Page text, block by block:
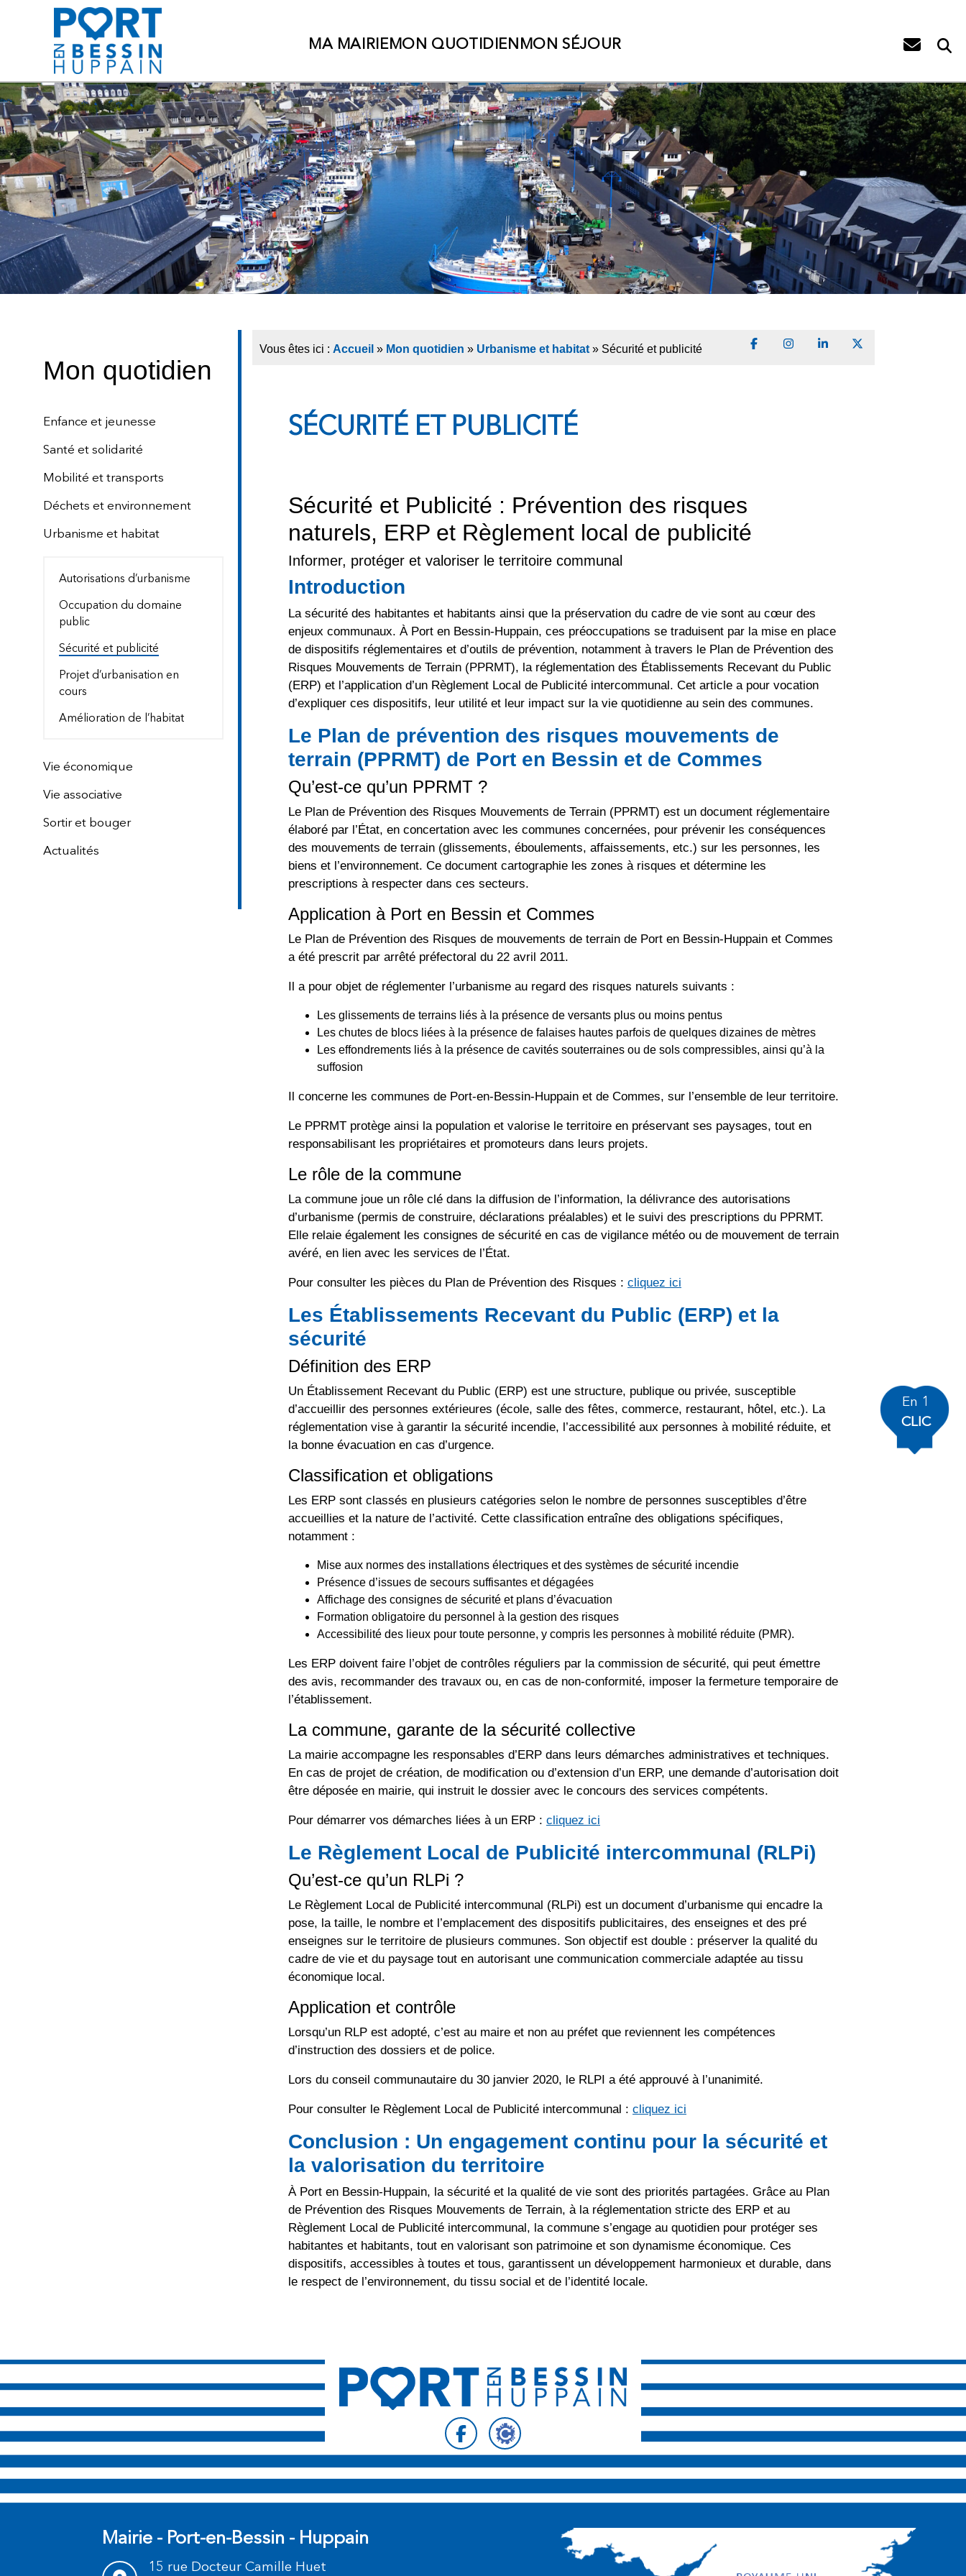
Mairie de Port-en-Bessin Huppain
MA MAIRIEMON QUOTIDIEN MON SÉJOUR
En 1
CLIC
Mon quotidien
Enfance et jeunesse
Santé et solidarité
Mobilité et transports
Déchets et environnement
Urbanisme et habitat
Autorisations d’urbanisme
Occupation du domaine
public
Sécurité et publicité
Projet d’urbanisation en
cours
Amélioration de l’habitat
Vie économique
Vie associative
Sortir et bouger
Actualités
Vous êtes ici : Accueil » Mon quotidien » Urbanisme et habitat » Sécurité et publicité Partager sur Facebook
Partager sur Instagram
Partager sur LinkedIn
SÉCURITÉ ET PUBLICITÉ
Sécurité et Publicité : Prévention des risques
naturels, ERP et Règlement local de publicité
Informer, protéger et valoriser le territoire communal
Introduction
La sécurité des habitantes et habitants ainsi que la préservation du cadre de vie sont au cœur des
enjeux communaux. À Port en Bessin-Huppain, ces préoccupations se traduisent par la mise en place
de dispositifs réglementaires et d’outils de prévention, notamment à travers le Plan de Prévention des
Risques Mouvements de Terrain (PPRMT), la réglementation des Établissements Recevant du Public
(ERP) et l’application d’un Règlement Local de Publicité intercommunal. Cet article a pour vocation
d’expliquer ces dispositifs, leur utilité et leur impact sur la vie quotidienne au sein des communes.
Le Plan de prévention des risques mouvements de
terrain (PPRMT) de Port en Bessin et de Commes
Qu’est-ce qu’un PPRMT ?
Le Plan de Prévention des Risques Mouvements de Terrain (PPRMT) est un document réglementaire
élaboré par l’État, en concertation avec les communes concernées, pour prévenir les conséquences
des mouvements de terrain (glissements, éboulements, affaissements, etc.) sur les personnes, les
biens et l’environnement. Ce document cartographie les zones à risques et détermine les
prescriptions à respecter dans ces secteurs.
Application à Port en Bessin et Commes
Le Plan de Prévention des Risques de mouvements de terrain de Port en Bessin-Huppain et Commes
a été prescrit par arrêté préfectoral du 22 avril 2011.
Il a pour objet de réglementer l’urbanisme au regard des risques naturels suivants :
Les glissements de terrains liés à la présence de versants plus ou moins pentus
Les chutes de blocs liées à la présence de falaises hautes parfois de quelques dizaines de mètres
Les effondrements liés à la présence de cavités souterraines ou de sols compressibles, ainsi qu’à la
suffosion
Il concerne les communes de Port-en-Bessin-Huppain et de Commes, sur l’ensemble de leur territoire.
Le PPRMT protège ainsi la population et valorise le territoire en préservant ses paysages, tout en
responsabilisant les propriétaires et promoteurs dans leurs projets.
Le rôle de la commune
La commune joue un rôle clé dans la diffusion de l’information, la délivrance des autorisations
d’urbanisme (permis de construire, déclarations préalables) et le suivi des prescriptions du PPRMT.
Elle relaie également les consignes de sécurité en cas de vigilance météo ou de mouvement de terrain
avéré, en lien avec les services de l’État.
Pour consulter les pièces du Plan de Prévention des Risques : cliquez ici
Les Établissements Recevant du Public (ERP) et la
sécurité
Définition des ERP
Un Établissement Recevant du Public (ERP) est une structure, publique ou privée, susceptible
d’accueillir des personnes extérieures (école, salle des fêtes, commerce, restaurant, hôtel, etc.). La
réglementation vise à garantir la sécurité incendie, l’accessibilité aux personnes à mobilité réduite, et
la bonne évacuation en cas d’urgence.
Classification et obligations
Les ERP sont classés en plusieurs catégories selon le nombre de personnes susceptibles d’être
accueillies et la nature de l’activité. Cette classification entraîne des obligations spécifiques,
notamment :
Mise aux normes des installations électriques et des systèmes de sécurité incendie
Présence d’issues de secours suffisantes et dégagées
Affichage des consignes de sécurité et plans d’évacuation
Formation obligatoire du personnel à la gestion des risques
Accessibilité des lieux pour toute personne, y compris les personnes à mobilité réduite (PMR).
Les ERP doivent faire l’objet de contrôles réguliers par la commission de sécurité, qui peut émettre
des avis, recommander des travaux ou, en cas de non-conformité, imposer la fermeture temporaire de
l’établissement.
La commune, garante de la sécurité collective
La mairie accompagne les responsables d’ERP dans leurs démarches administratives et techniques.
En cas de projet de création, de modification ou d’extension d’un ERP, une demande d’autorisation doit
être déposée en mairie, qui instruit le dossier avec le concours des services compétents.
Pour démarrer vos démarches liées à un ERP : cliquez ici
Le Règlement Local de Publicité intercommunal (RLPi)
Qu’est-ce qu’un RLPi ?
Le Règlement Local de Publicité intercommunal (RLPi) est un document d’urbanisme qui encadre la
pose, la taille, le nombre et l’emplacement des dispositifs publicitaires, des enseignes et des pré
enseignes sur le territoire de plusieurs communes. Son objectif est double : préserver la qualité du
cadre de vie et du paysage tout en autorisant une communication commerciale adaptée au tissu
économique local.
Application et contrôle
Lorsqu’un RLP est adopté, c’est au maire et non au préfet que reviennent les compétences
d’instruction des dossiers et de police.
Lors du conseil communautaire du 30 janvier 2020, le RLPI a été approuvé à l’unanimité.
Pour consulter le Règlement Local de Publicité intercommunal : cliquez ici
Conclusion : Un engagement continu pour la sécurité et
la valorisation du territoire
À Port en Bessin-Huppain, la sécurité et la qualité de vie sont des priorités partagées. Grâce au Plan
de Prévention des Risques Mouvements de Terrain, à la réglementation stricte des ERP et au
Règlement Local de Publicité intercommunal, la commune s’engage au quotidien pour protéger ses
habitantes et habitants, tout en valorisant son patrimoine et son dynamisme économique. Ces
dispositifs, accessibles à toutes et tous, garantissent un développement harmonieux et durable, dans
le respect de l’environnement, du tissu social et de l’identité locale.
Suivez-nous sur
Suivez-nous sur
Mairie - Port-en-Bessin - Huppain
15 rue Docteur Camille Huet